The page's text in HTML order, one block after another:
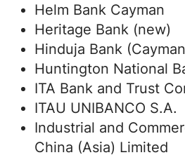
Helm Bank Cayman
Heritage Bank (new)
Hinduja Bank
Huntington National
ITA Bank and Trust
ITAU UNIBANCO S.A.
Industrial and
China (Asia) Limited